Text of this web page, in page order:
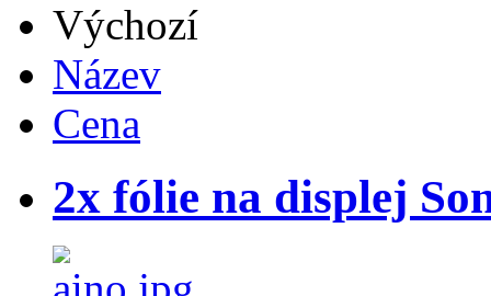
Výchozí
Název
Cena
2x fólie na displej